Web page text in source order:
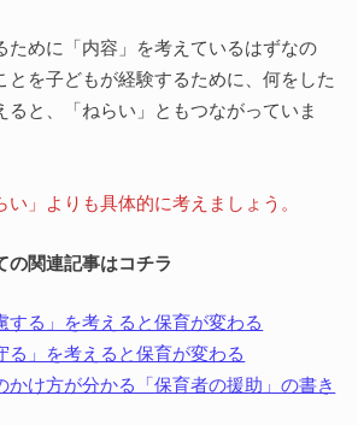
ために「内容」を考えているはずなの
とを子どもが経験するために、何をした
ると、「ねらい」ともつながっていま
い」よりも具体的に考えましょう。
の関連記事はコチラ
する」を考えると保育が変わる
る」を考えると保育が変わる
かけ方が分かる「保育者の援助」の書き